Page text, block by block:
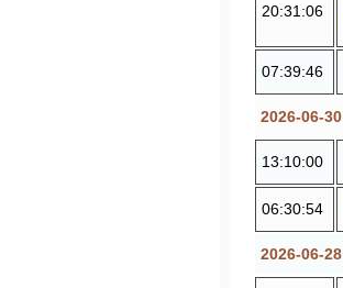
20:31:06
07:39:46
2026-06-30
13:10:00
06:30:54
2026-06-28